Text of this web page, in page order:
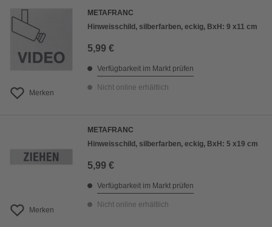
Merken
METAFRANC
Hinweisschild, silberfarben, eckig, BxH: 9 x11 cm
5,99 €
Verfügbarkeit im Markt prüfen
Nicht online erhältlich
Merken
METAFRANC
Hinweisschild, silberfarben, eckig, BxH: 5 x19 cm
5,99 €
Verfügbarkeit im Markt prüfen
Nicht online erhältlich